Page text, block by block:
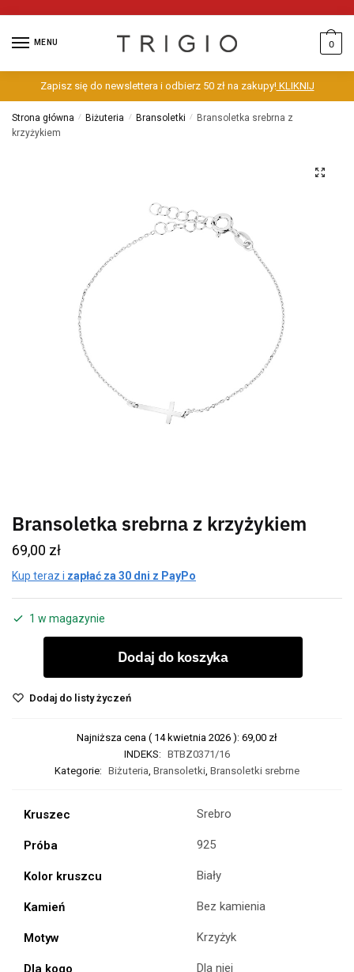
MENU 0
Zapisz się do newslettera i odbierz 50 zł na zakupy!KLIKNIJ
Strona główna / Biżuteria / Bransoletki /
Bransoletka srebrna z
krzyżykiem
Bransoletka srebrna z krzyżykiem
69,00 zł
Kup teraz i zapłać za 30 dni z PayPo
1 w magazynie
Dodaj do koszyka
Dodaj do listy życzeń
Najniższa cena ( 14 kwietnia 2026 ): 69,00 zł
INDEKS: BTBZ0371/16
Kategorie: Biżuteria, Bransoletki, Bransoletki srebrne
Kruszec Srebro
Próba 925
Kolor kruszcu Biały
Kamień Bez kamienia
Motyw Krzyżyk
Dla niej